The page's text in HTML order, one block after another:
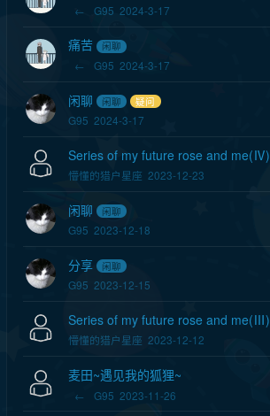
← G95 2024-3-17
痛苦 闲聊
← G95 2024-3-17
闲聊 闲聊 疑问
G95 2024-3-17
Series of my future rose and me(Ⅳ)
懵懂的猎户星座 2023-12-23
闲聊 闲聊
G95 2023-12-18
分享 闲聊
G95 2023-12-15
Series of my future rose and me(Ⅲ)
懵懂的猎户星座 2023-12-12
麦田~遇见我的狐狸~
← G95 2023-11-26